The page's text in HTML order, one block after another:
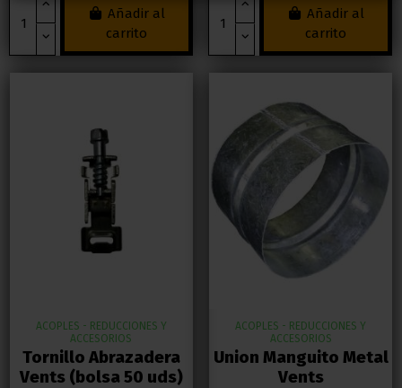
Añadir al
carrito
Añadir al
carrito
ACOPLES - REDUCCIONES Y
ACCESORIOS
Tornillo Abrazadera
Vents (bolsa 50 uds)
ACOPLES - REDUCCIONES Y
ACCESORIOS
Union Manguito Metal
Vents